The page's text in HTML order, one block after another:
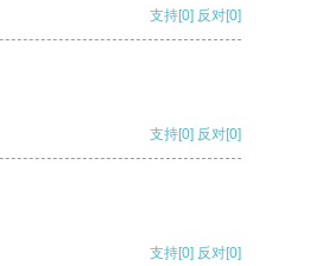
支持[0] 反对[0]
支持[0] 反对[0]
支持[0] 反对[0]